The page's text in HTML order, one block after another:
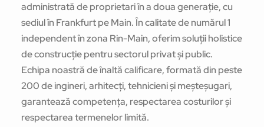
administrată de proprietari în a doua generație, cu
sediul în Frankfurt pe Main. În calitate de numărul 1
independent în zona Rin-Main, oferim soluții holistice
de construcție pentru sectorul privat și public.
Echipa noastră de înaltă calificare, formată din peste
200 de ingineri, arhitecți, tehnicieni și meșteșugari,
garantează competența, respectarea costurilor și
respectarea termenelor limită.